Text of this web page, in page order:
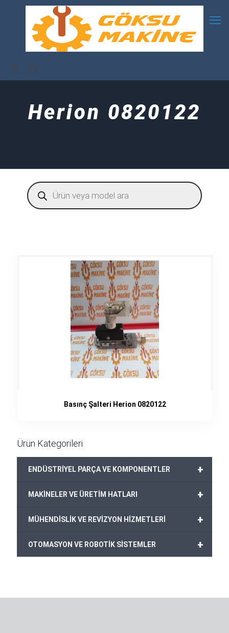
Herion 0820122
Products
search
Basınç Şalteri Herion 0820122
Ürün Kategorileri
+
ENDÜSTRİYEL PARÇA VE KOMPONENTLER
+
MAKİNELER VE ÜRETİM HATLARI
+
MÜHENDİSLİK VE REVİZYON HİZMETLERİ
+
OTOMASYON VE ROBOTİK SİSTEMLER